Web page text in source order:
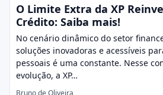
O Limite Extra da XP
Crédito: Saiba mais!
No cenário dinâmico do setor
soluções inovadoras e acessíveis
pessoais é uma constante. Nesse
evolução, a XP…
Bruno de Oliveira